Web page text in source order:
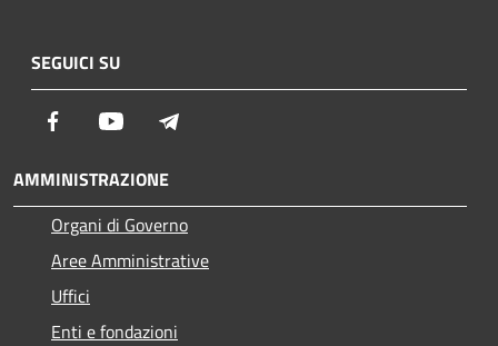
SEGUICI SU
Facebook Youtube
AMMINISTRAZIONE
Organi di Governo
Aree Amministrative
Uffici
Enti e fondazioni